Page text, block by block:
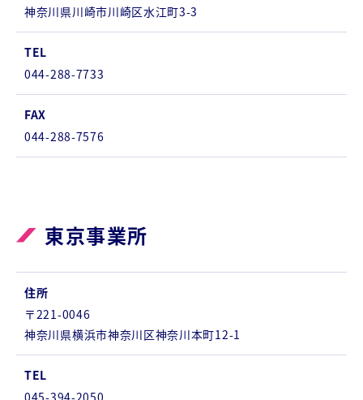
神奈川県川崎市川崎区水江町3-3
TEL
044-288-7733
FAX
044-288-7576
東京事業所
住所
〒221-0046
神奈川県横浜市神奈川区神奈川本町12-1
TEL
045-394-2050